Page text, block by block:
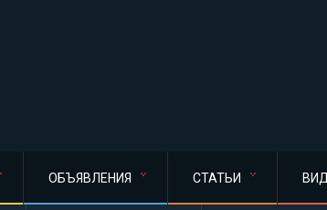
ОБЪЯВЛЕНИЯ СТАТЬИ